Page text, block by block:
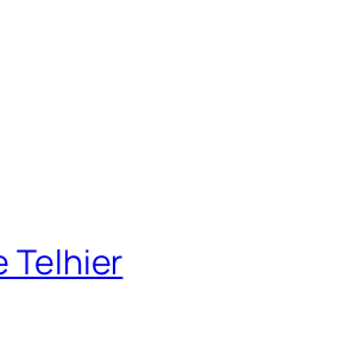
Telhier